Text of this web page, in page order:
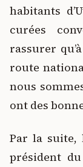
habitants
curées
rassurer
route
nous
ont des
Par la suite,
président